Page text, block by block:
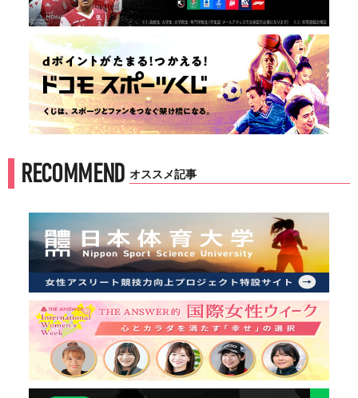
RECOMMEND オススメ記事